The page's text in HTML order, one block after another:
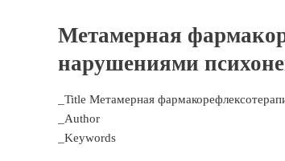
Метамерная
нарушениями
_Title Метамерная
_Author
_Keywords